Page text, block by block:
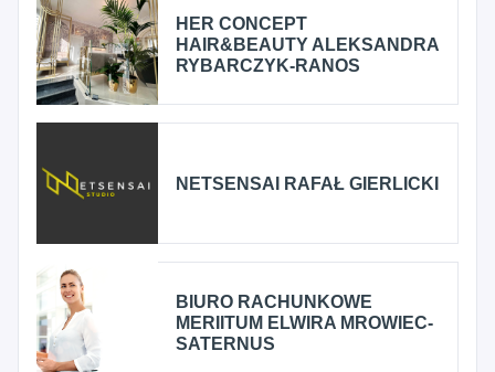
HER CONCEPT
HAIR&BEAUTY ALEKSANDRA
RYBARCZYK-RANOS
NETSENSAI RAFAŁ GIERLICKI
BIURO RACHUNKOWE
MERIITUM ELWIRA MROWIEC-
SATERNUS